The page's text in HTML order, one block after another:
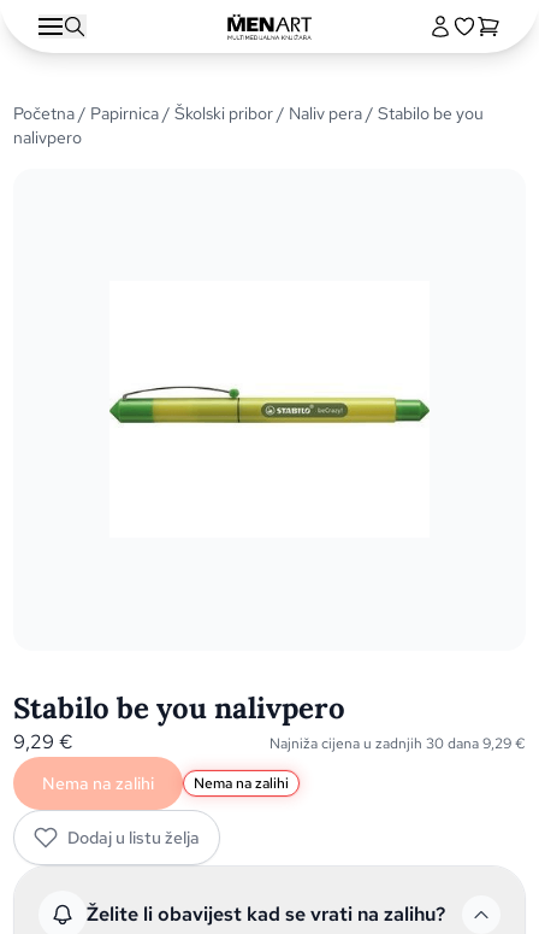
Početna/ Papirnica/Školski pribor/ Naliv pera/ Stabilo be you
nalivpero
Stabilo be you nalivpero
9,29€ Najniža cijena u zadnjih 30 dana9,29€
Nema na zalihi Nema na zalihi
Dodaj u listu želja
Želite li obavijest kad se vrati na zalihu?